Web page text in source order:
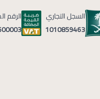
السجل التجاري
1010859463
الرقم